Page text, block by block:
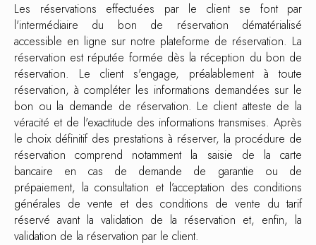
Les réservations effectuées par le client se font par
l'intermédiaire du bon de réservation dématérialisé
accessible en ligne sur notre plateforme de réservation. La
réservation est réputée formée dès la réception du bon de
réservation. Le client s'engage, préalablement à toute
réservation, à compléter les informations demandées sur le
bon ou la demande de réservation. Le client atteste de la
véracité et de l'exactitude des informations transmises. Après
le choix définitif des prestations à réserver, la procédure de
réservation comprend notamment la saisie de la carte
bancaire en cas de demande de garantie ou de
prépaiement, la consultation et l’acceptation des conditions
générales de vente et des conditions de vente du tarif
réservé avant la validation de la réservation et, enfin, la
validation de la réservation par le client.